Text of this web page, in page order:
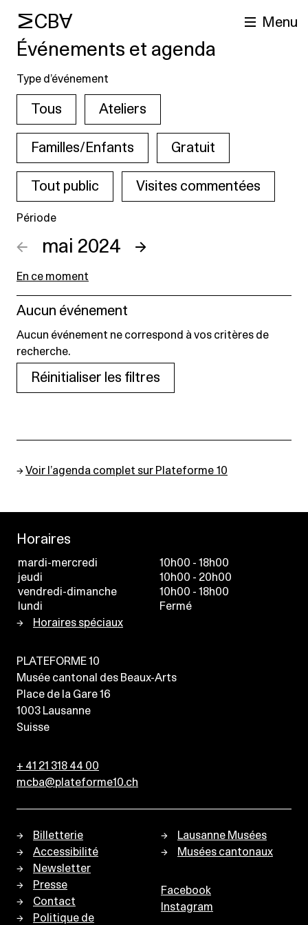
MCBA Menu
Événements et agenda
Type d’événement
Tous Ateliers
Familles/Enfants Gratuit
Tout public Visites commentées
Période
← mai 2024 →
En ce moment
Aucun événement
Aucun événement ne correspond à vos critères de
recherche.
Réinitialiser les filtres
→Voir l’agenda complet sur Plateforme 10
Horaires
mardi-mercredi
10h00 - 18h00
jeudi
10h00 - 20h00
vendredi-dimanche
10h00 - 18h00
lundi
Fermé
Horaires spéciaux
PLATEFORME 10
Musée cantonal des Beaux-Arts
Place de la Gare 16
1003 Lausanne
Suisse
+ 41 21 318 44 00
mcba@plateforme10.ch
Billetterie
Accessibilité
Newsletter
Presse
Contact
Politique de
Lausanne Musées
Musées cantonaux
Facebook
Instagram